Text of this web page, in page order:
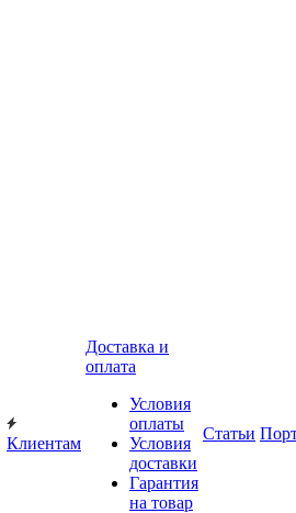
Клиентам
Доставка и
оплата
Условия
оплаты
Условия
доставки
Гарантия
на товар
Статьи